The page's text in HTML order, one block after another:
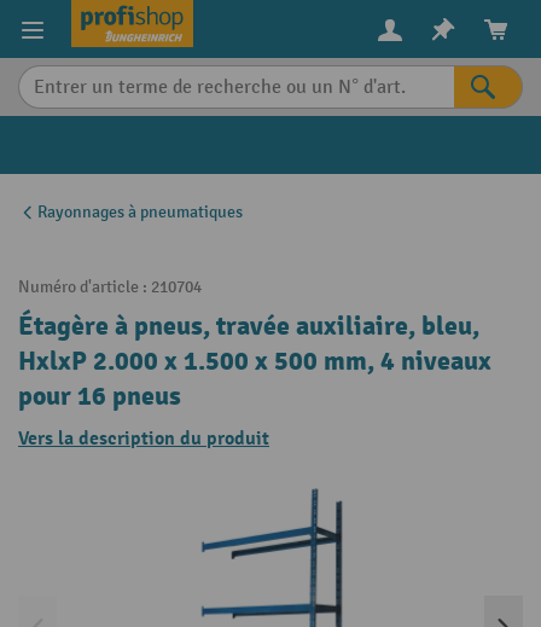
content
Rayonnages à pneumatiques
Numéro d'article : 210704
Étagère à pneus, travée auxiliaire, bleu,
HxlxP 2.000 x 1.500 x 500 mm, 4 niveaux
pour 16 pneus
Vers la description du produit